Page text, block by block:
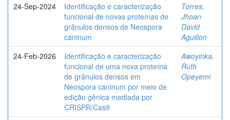
24-Sep-2024
Identificação e caracterização
funcional de novas proteínas de
grânulos densos de Neospora
caninum
Torres,
Jhoan
David
Aguillon
24-Feb-2026
Identificação e caracterização
funcional de uma nova proteína
de grânulos densos em
Neospora caninum por meio de
edição gênica mediada por
CRISPR/Cas9
Awoyinka,
Ruth
Opeyemi